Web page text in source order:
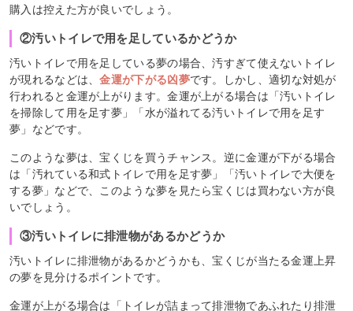
購入は控えた方が良いでしょう。
②汚いトイレで用を足しているかどうか
汚いトイレで用を足している夢の場合、汚すぎて使えないトイレ
が現れるなどは、金運が下がる凶夢です。しかし、適切な対処が
行われると金運が上がります。金運が上がる場合は「汚いトイレ
を掃除して用を足す夢」「水が溢れてる汚いトイレで用を足す
夢」などです。
このような夢は、宝くじを買うチャンス。逆に金運が下がる場合
は「汚れている和式トイレで用を足す夢」「汚いトイレで大便を
する夢」などで、このような夢を見たら宝くじは買わない方が良
いでしょう。
③汚いトイレに排泄物があるかどうか
汚いトイレに排泄物があるかどうかも、宝くじが当たる金運上昇
の夢を見分けるポイントです。
金運が上がる場合は「トイレが詰まって排泄物であふれたり排泄